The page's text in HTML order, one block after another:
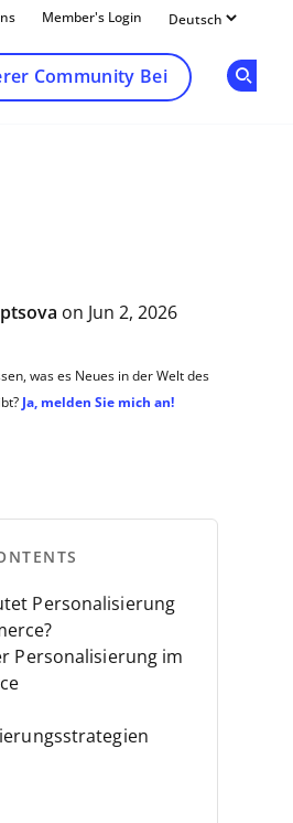
Member's Login
Community Bei
on Jun 2, 2026
was es Neues in der Welt des
Ja, melden Sie mich an!
Personalisierung
Personalisierung im